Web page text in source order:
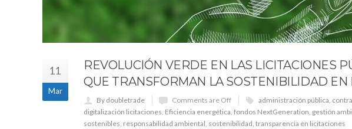
11
Mar
REVOLUCIÓN VERDE EN LAS LICITACIONES
QUE TRANSFORMAN LA SOSTENIBILIDAD EN
By doubletrade Comments are Off administración pública,
digitalización licitaciones, Eficiencia energética, fondos NextGeneration, gestión
sostenibles, responsabilidad ambiental, sostenibilidad, transparencia en licitaciones